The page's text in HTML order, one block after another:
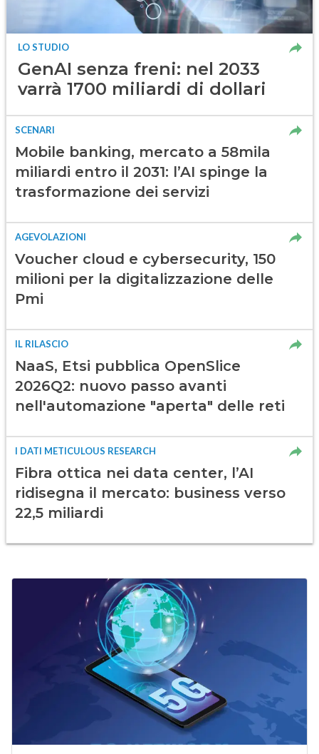
LO STUDIO
GenAI senza freni: nel 2033
varrà 1700 miliardi di dollari
SCENARI
Mobile banking, mercato a 58mila
miliardi entro il 2031: l’AI spinge la
trasformazione dei servizi
AGEVOLAZIONI
Voucher cloud e cybersecurity, 150
milioni per la digitalizzazione delle
Pmi
IL RILASCIO
NaaS, Etsi pubblica OpenSlice
2026Q2: nuovo passo avanti
nell'automazione "aperta" delle reti
I DATI METICULOUS RESEARCH
Fibra ottica nei data center, l’AI
ridisegna il mercato: business verso
22,5 miliardi